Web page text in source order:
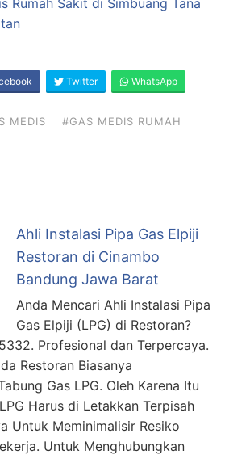
Rumah Sakit di Simbuang Tana
Twitter WhatsApp
MEDIS
#GAS MEDIS RUMAH
Ahli Instalasi Pipa Gas Elpiji
Restoran di Cinambo
Bandung Jawa Barat
Anda Mencari Ahli Instalasi Pipa
Gas Elpiji (LPG) di Restoran?
Profesional dan Terpercaya.
Restoran Biasanya
Gas LPG. Oleh Karena Itu
Harus di Letakkan Terpisah
Untuk Meminimalisir Resiko
Untuk Menghubungkan